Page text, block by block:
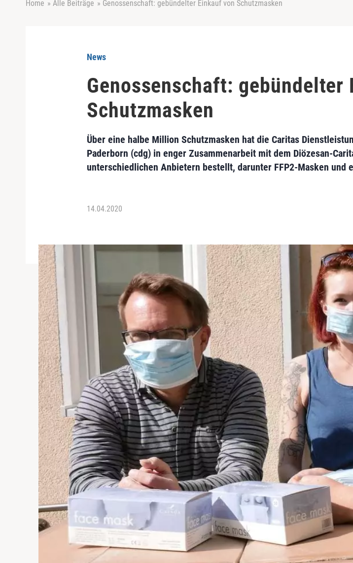
Home » Alle Beiträge » Genossenschaft: gebündelter Einkauf von Schutzmasken
News
Genossenschaft: gebündelter
Schutzmasken
Über eine halbe Million Schutzmasken hat die Caritas
Paderborn (cdg) in enger Zusammenarbeit mit dem Diözesan-
unterschiedlichen Anbietern bestellt, darunter FFP2-Masken und
14.04.2020